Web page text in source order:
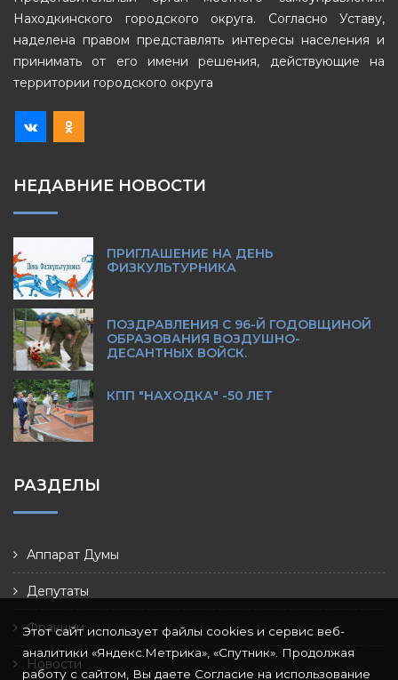
Находкинского городского округа. Согласно Уставу,
наделена правом представлять интересы населения и
принимать от его имени решения, действующие на
территории городского округа
НЕДАВНИЕ НОВОСТИ
ПРИГЛАШЕНИЕ НА ДЕНЬ
ФИЗКУЛЬТУРНИКА
ПОЗДРАВЛЕНИЯ С 96-Й ГОДОВЩИНОЙ
ОБРАЗОВАНИЯ ВОЗДУШНО-
ДЕСАНТНЫХ ВОЙСК.
КПП "НАХОДКА" -50 ЛЕТ
РАЗДЕЛЫ
Аппарат Думы
Депутаты
Фракции
Новости
Этот сайт использует файлы cookies и сервис веб-
аналитики «Яндекс.Метрика», «Спутник». Продолжая
работу с сайтом, Вы даете Согласие на использование